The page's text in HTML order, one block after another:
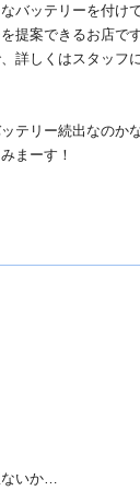
バッテリーを付け
提案できるお店で
詳しくはスタッフ
テリー続出なのか
まーす！
ないか…